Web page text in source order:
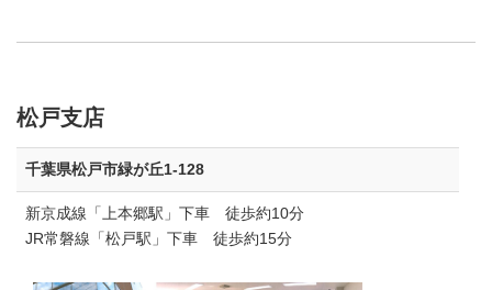
松戸支店
千葉県松戸市緑が丘1-128
新京成線「上本郷駅」下車 徒歩約10分
JR常磐線「松戸駅」下車 徒歩約15分